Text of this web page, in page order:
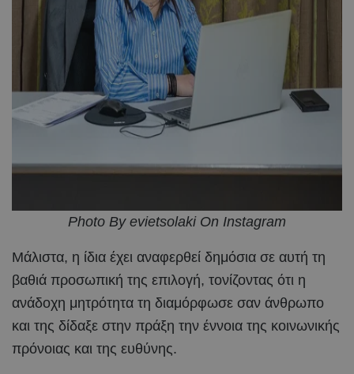
Photo By evietsolaki On Instagram
Μάλιστα, η ίδια έχει αναφερθεί δημόσια σε αυτή τη
βαθιά προσωπική της επιλογή, τονίζοντας ότι η
ανάδοχη μητρότητα τη διαμόρφωσε σαν άνθρωπο
και της δίδαξε στην πράξη την έννοια της κοινωνικής
πρόνοιας και της ευθύνης.